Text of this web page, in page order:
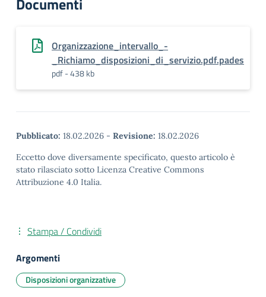
Organizzazione_intervallo_-
_Richiamo_disposizioni_di_servizio.pdf.pades
pdf - 438 kb
Pubblicato: 18.02.2026 - Revisione: 18.02.2026
Eccetto dove diversamente specificato, questo articolo è
stato rilasciato sotto Licenza Creative Commons
Attribuzione 4.0 Italia.
Stampa / Condividi
Argomenti
Disposizioni organizzative